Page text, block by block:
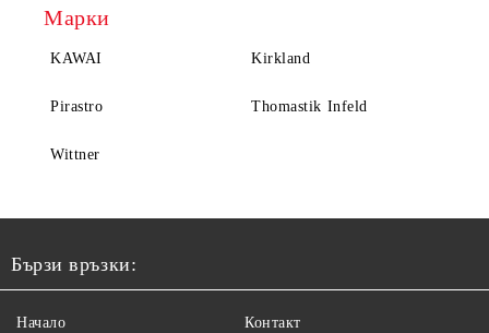
Марки
KAWAI Kirkland
Pirastro Thomastik Infeld
Wittner
Бързи връзки:
Начало Контакт